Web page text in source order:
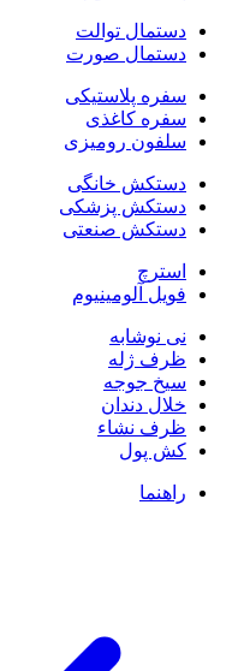
دستمال توالت
دستمال صورت
سفره پلاستیکی
سفره کاغذی
سلفون رومیزی
دستکش خانگی
دستکش پزشکی
دستکش صنعتی
استرچ
فویل آلومینیوم
نی نوشابه
ظرف ژله
سیخ جوجه
خلال دندان
ظرف نشاء
کش پول
راهنما